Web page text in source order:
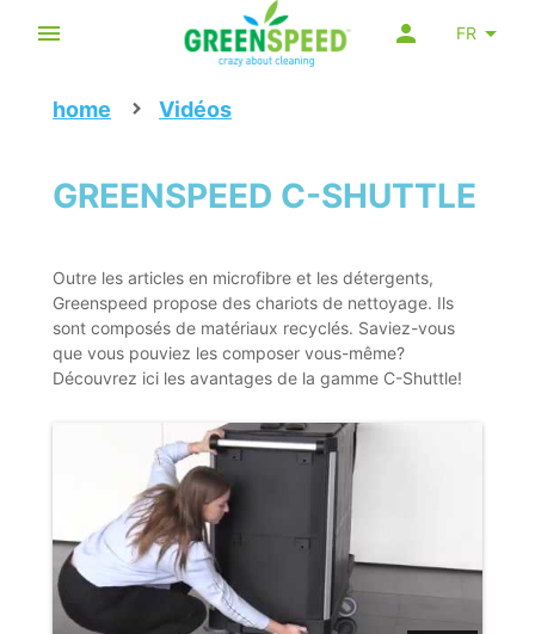
FR
home Vidéos
GREENSPEED C-SHUTTLE
Outre les articles en microfibre et les détergents,
Greenspeed propose des chariots de nettoyage. Ils
sont composés de matériaux recyclés. Saviez-vous
que vous pouviez les composer vous-même?
Découvrez ici les avantages de la gamme C-Shuttle!